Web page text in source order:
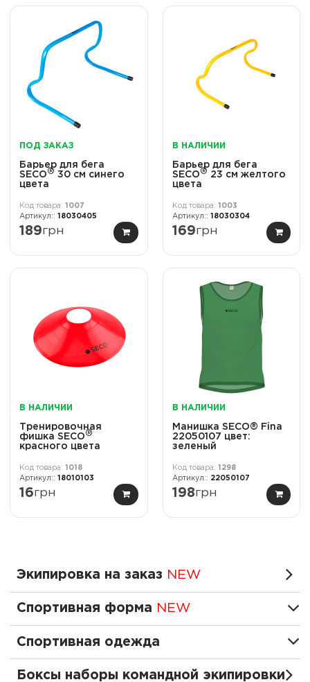
ПОД ЗАКАЗ
Барьер для бега
SECO® 30 см синего
цвета
1007
18030405
189грн
В НАЛИЧИИ
Барьер для бега
SECO® 23 см желтого
цвета
1003
18030304
169грн
В НАЛИЧИИ
Тренировочная
фишка SECO®
красного цвета
1018
18010103
16грн
В НАЛИЧИИ
Манишка SECO® Fina
22050107 цвет:
зеленый
1298
22050107
198грн
Экипировка на заказ NEW
Спортивная форма NEW
Спортивная одежда
Боксы наборы командной экипировки